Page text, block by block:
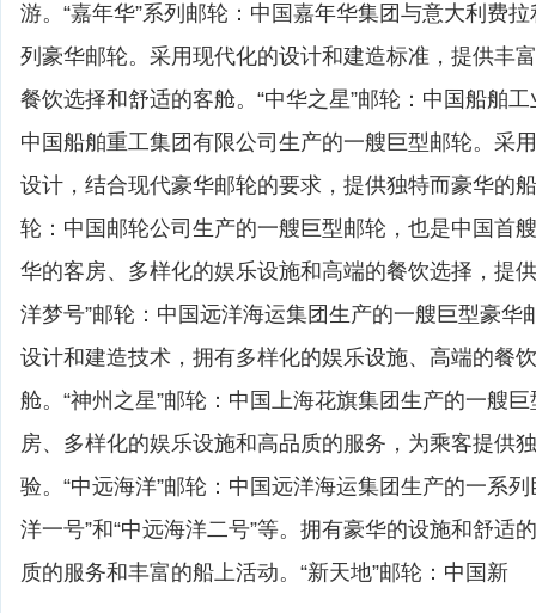
游。“嘉年华”系列邮轮：中国嘉年华集团与意大利费
列豪华邮轮。采用现代化的设计和建造标准，提供丰
餐饮选择和舒适的客舱。“中华之星”邮轮：中国船舶
中国船舶重工集团有限公司生产的一艘巨型邮轮。采
设计，结合现代豪华邮轮的要求，提供独特而豪华的
轮：中国邮轮公司生产的一艘巨型邮轮，也是中国首
华的客房、多样化的娱乐设施和高端的餐饮选择，提
洋梦号”邮轮：中国远洋海运集团生产的一艘巨型豪华
设计和建造技术，拥有多样化的娱乐设施、高端的餐
舱。“神州之星”邮轮：中国上海花旗集团生产的一艘
房、多样化的娱乐设施和高品质的服务，为乘客提供
验。“中远海洋”邮轮：中国远洋海运集团生产的一系
洋一号”和“中远海洋二号”等。拥有豪华的设施和舒适
质的服务和丰富的船上活动。“新天地”邮轮：中国新